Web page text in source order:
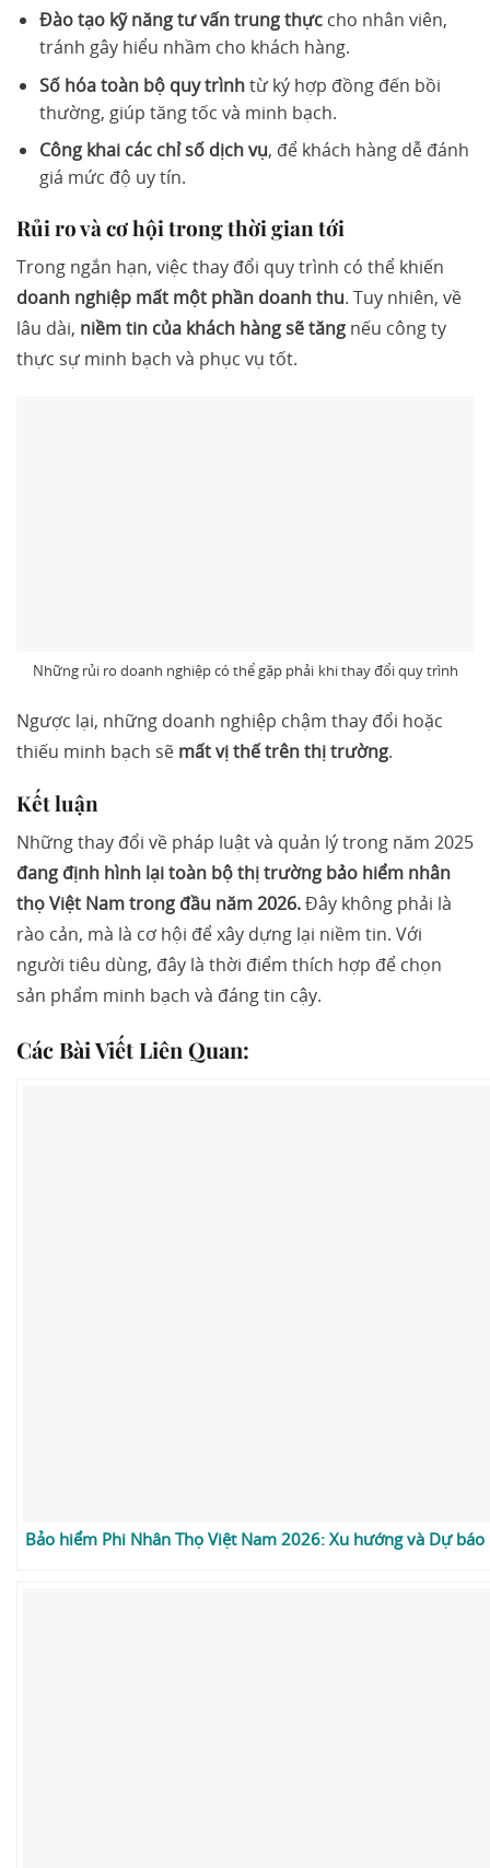
Đào tạo kỹ năng tư vấn trung thựccho nhân viên,
tránh gây hiểu nhầm cho khách hàng.
Số hóa toàn bộ quy trìnhtừ ký hợp đồng đến bồi
thường, giúp tăng tốc và minh bạch.
Công khai các chỉ số dịch vụ, để khách hàng dễ đánh
giá mức độ uy tín.
Rủi ro và cơ hội trong thời gian tới
Trong ngắn hạn, việc thay đổi quy trình có thể khiến
doanh nghiệp mất một phần doanh thu. Tuy nhiên, về
lâu dài, niềm tin của khách hàng sẽ tăng nếu công ty
thực sự minh bạch và phục vụ tốt.
Những rủi ro doanh nghiệp có thể gặp phải khi thay đổi quy trình
Ngược lại, những doanh nghiệp chậm thay đổi hoặc
thiếu minh bạch sẽ mất vị thế trên thị trường.
Kết luận
Những thay đổi về pháp luật và quản lý trong năm 2025
đang định hình lại toàn bộ thị trường bảo hiểm nhân
thọ Việt Namtrong đầu năm 2026.Đây không phải là
rào cản, mà là cơ hội để xây dựng lại niềm tin. Với
người tiêu dùng, đây là thời điểm thích hợp để chọn
sản phẩm minh bạch và đáng tin cậy.
Các Bài Viết Liên Quan:
Bảo hiểm Phi Nhân Thọ Việt Nam 2026: Xu hướng và Dự báo